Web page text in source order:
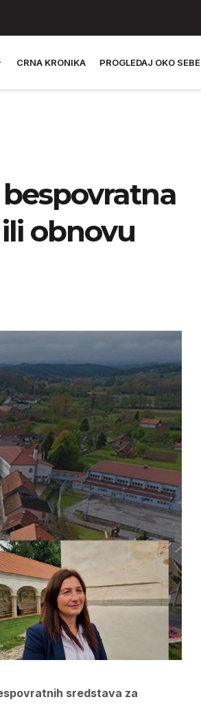
CRNA KRONIKA PROGLEDAJ OKO SEBE
obnovu
sredstava za